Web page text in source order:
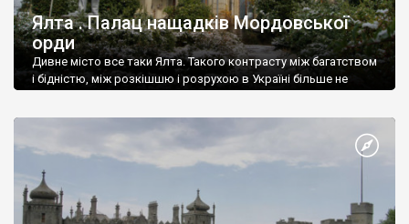
Ялта . Палац нащадків Мордовської
орди
Дивне місто все таки Ялта. Такого контрасту між багатством
і бідністю, між розкішшю і розрухою в Україні більше не